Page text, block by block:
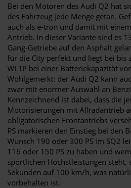
Bei den Motoren des Audi Q2 hat
des Fahrzeug jede Menge getan.
auch als e-tron und damit mit
Antrieb. In dieser Variante sind es
Gang-Getriebe auf den Asphalt
für die City perfekt und liegt bei bis
WLTP bei einer Batteriekapazität
Wohlgemerkt: der Audi Q2 kann
zwar mit enormer Auswahl an
Kennzeichnend ist dabei, dass die
Motorisierungen mit Allradantrieb
obligatorischen Frontantriebs
PS markieren den Einstieg bei den
Wunsch 190 oder 300 PS im SQ2
116 oder 150 PS zu haben und
sportlichen Höchstleistungen steht,
Sekunden auf 100 km/h, was
vorbehalten ist.